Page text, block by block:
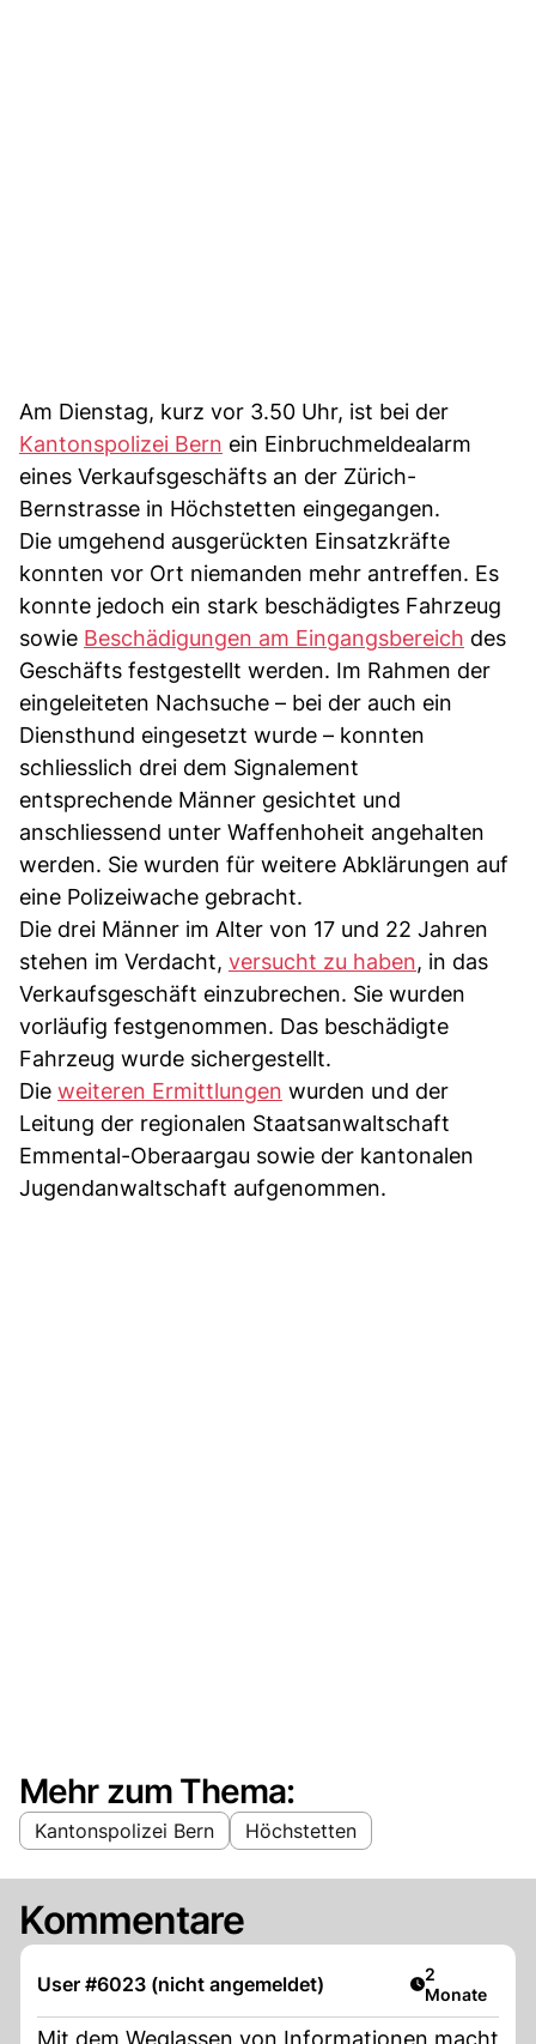
Am Dienstag, kurz vor 3.50 Uhr, ist bei der
Kantonspolizei Bern ein Einbruchmeldealarm
eines Verkaufsgeschäfts an der Zürich-
Bernstrasse in Höchstetten eingegangen.
Die umgehend ausgerückten Einsatzkräfte
konnten vor Ort niemanden mehr antreffen. Es
konnte jedoch ein stark beschädigtes Fahrzeug
sowie Beschädigungen am Eingangsbereich des
Geschäfts festgestellt werden. Im Rahmen der
eingeleiteten Nachsuche – bei der auch ein
Diensthund eingesetzt wurde – konnten
schliesslich drei dem Signalement
entsprechende Männer gesichtet und
anschliessend unter Waffenhoheit angehalten
werden. Sie wurden für weitere Abklärungen auf
eine Polizeiwache gebracht.
Die drei Männer im Alter von 17 und 22 Jahren
stehen im Verdacht, versucht zu haben, in das
Verkaufsgeschäft einzubrechen. Sie wurden
vorläufig festgenommen. Das beschädigte
Fahrzeug wurde sichergestellt.
Die weiteren Ermittlungen wurden und der
Leitung der regionalen Staatsanwaltschaft
Emmental-Oberaargau sowie der kantonalen
Jugendanwaltschaft aufgenommen.
Mehr zum Thema:
Kantonspolizei Bern Höchstetten
Kommentare
User #6023 (nicht angemeldet) Artikel
2
Monate
Mit dem Weglassen von Informationen macht